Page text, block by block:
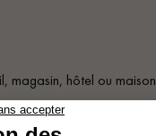
magasin, hôtel ou maison
en vinyle), intègre la